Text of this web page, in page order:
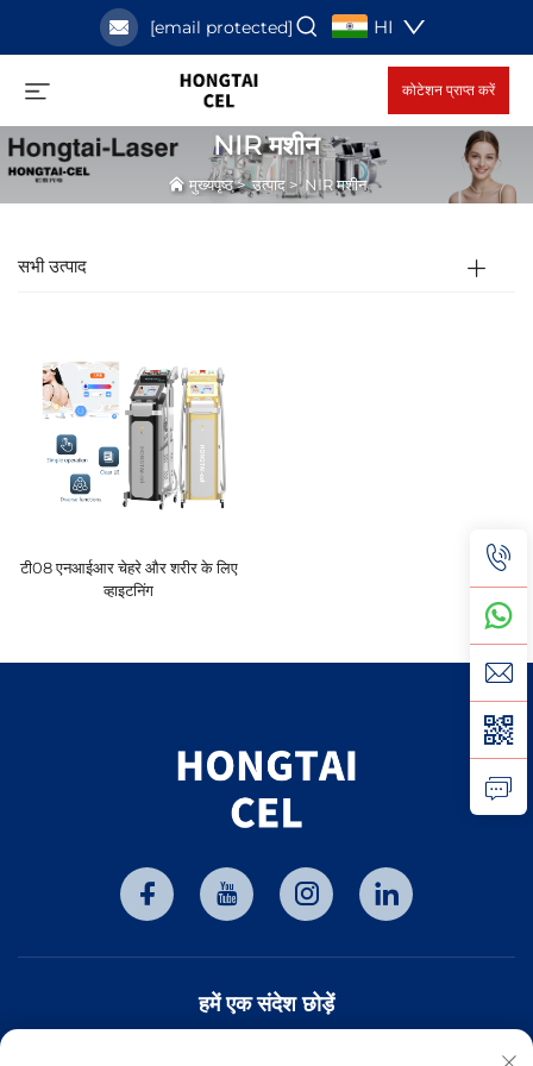
[email protected] HI
कोटेशन प्राप्त करें
NIR मशीन
मुख्यपृष्ठ>उत्पाद>NIR मशीन
सभी उत्पाद
टी08 एनआईआर चेहरे और शरीर के लिए
व्हाइटनिंग
हमें एक संदेश छोड़ें